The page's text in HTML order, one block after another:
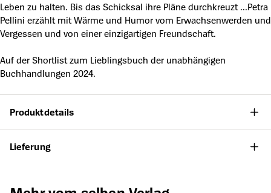
Leben zu halten. Bis das Schicksal ihre Pläne durchkreuzt ...Petra
Pellini erzählt mit Wärme und Humor vom Erwachsenwerden und
Vergessen und von einer einzigartigen Freundschaft.
Auf der Shortlist zum Lieblingsbuch der unabhängigen
Buchhandlungen 2024.
Produktdetails
Lieferung
Produktgalerie überspringen